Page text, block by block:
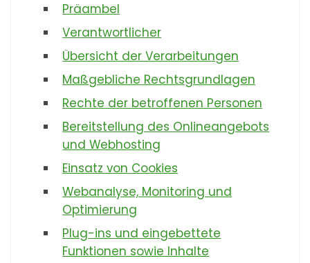
Präambel
Verantwortlicher
Übersicht der Verarbeitungen
Maßgebliche Rechtsgrundlagen
Rechte der betroffenen Personen
Bereitstellung des Onlineangebots
und Webhosting
Einsatz von Cookies
Webanalyse, Monitoring und
Optimierung
Plug-ins und eingebettete
Funktionen sowie Inhalte